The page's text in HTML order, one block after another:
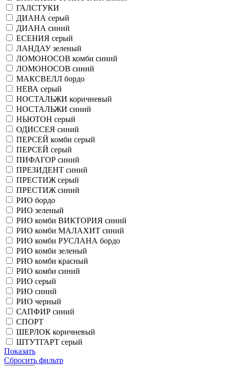
ГАЛСТУКИ
ДИАНА серый
ДИАНА синий
ЕСЕНИЯ серый
ЛАНДАУ зеленый
ЛОМОНОСОВ комби синий
ЛОМОНОСОВ синий
МАКСВЕЛЛ бордо
НЕВА серый
НОСТАЛЬЖИ коричневый
НОСТАЛЬЖИ синий
НЬЮТОН серый
ОДИССЕЯ синий
ПЕРСЕЙ комби серый
ПЕРСЕЙ серый
ПИФАГОР синий
ПРЕЗИДЕНТ синий
ПРЕСТИЖ серый
ПРЕСТИЖ синий
РИО бордо
РИО зеленый
РИО комби ВИКТОРИЯ синий
РИО комби МАЛАХИТ синий
РИО комби РУСЛАНА бордо
РИО комби зеленый
РИО комби красный
РИО комби синий
РИО серый
РИО синий
РИО черный
САПФИР синий
СПОРТ
ШЕРЛОК коричневый
ШТУТГАРТ серый
Показать
Сбросить фильтр